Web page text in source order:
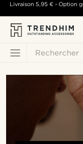
Rechercher
Livraison 5,95 €- Option